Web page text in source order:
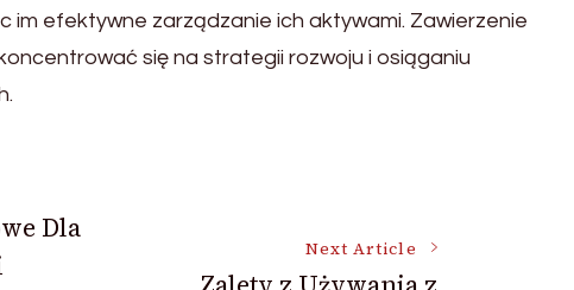
im efektywne zarządzanie ich aktywami. Zawierzenie
się na strategii rozwoju i osiąganiu
Dla
Next Article